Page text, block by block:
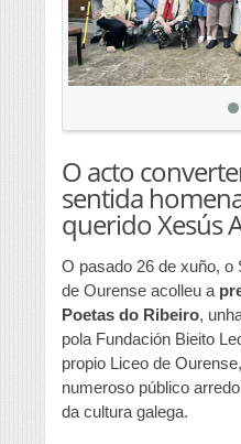
O acto
sentida
querido Xesús
O pasado 26 de xuño, o
de Ourense acolleu a
Poetas do Ribeiro,
pola Fundación Bieito
propio Liceo de
numeroso público
da cultura galega.